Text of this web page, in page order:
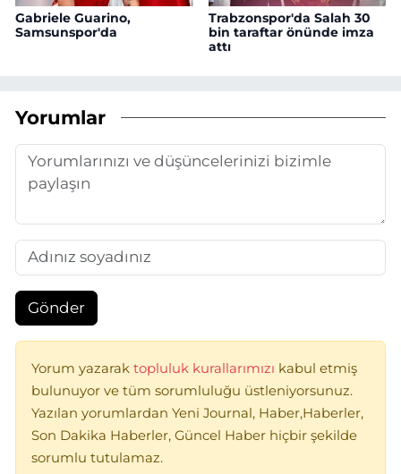
Gabriele Guarino,
Samsunspor'da
Trabzonspor'da Salah 30
bin taraftar önünde imza
attı
Yorumlar
Gönder
Yorum yazarak topluluk kurallarımızı kabul etmiş
bulunuyor ve tüm sorumluluğu üstleniyorsunuz.
Yazılan yorumlardan Yeni Journal, Haber,Haberler,
Son Dakika Haberler, Güncel Haber hiçbir şekilde
sorumlu tutulamaz.